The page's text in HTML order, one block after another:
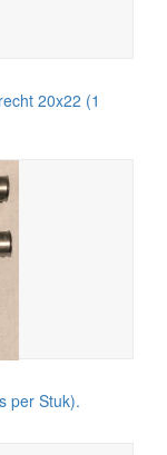
20x22 (1
per Stuk).